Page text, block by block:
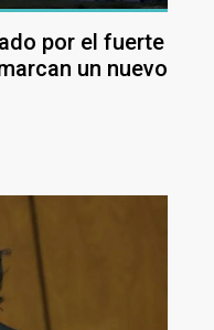
por el fuerte
un nuevo